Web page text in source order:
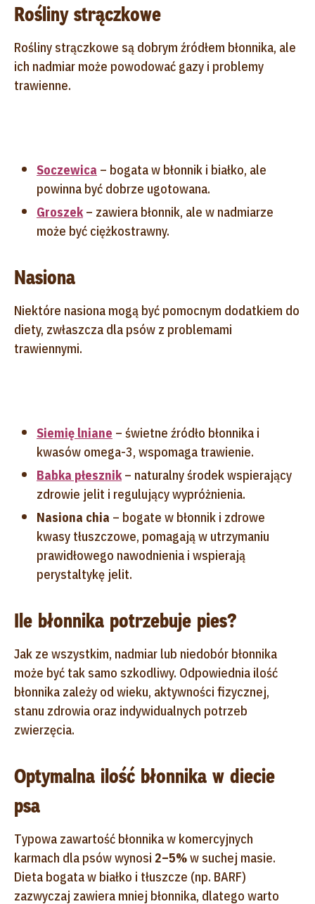
Rośliny strączkowe
Rośliny strączkowe są dobrym źródłem błonnika, ale
ich nadmiar może powodować gazy i problemy
trawienne.
Soczewica – bogata w błonnik i białko, ale
powinna być dobrze ugotowana.
Groszek– zawiera błonnik, ale w nadmiarze
może być ciężkostrawny.
Nasiona
Niektóre nasiona mogą być pomocnym dodatkiem do
diety, zwłaszcza dla psów z problemami
trawiennymi.
Siemię lniane – świetne źródło błonnika i
kwasów omega-3, wspomaga trawienie.
Babka płesznik– naturalny środek wspierający
zdrowie jelit i regulujący wypróżnienia.
Nasiona chia – bogate w błonnik i zdrowe
kwasy tłuszczowe, pomagają w utrzymaniu
prawidłowego nawodnienia i wspierają
perystaltykę jelit.
Ile błonnika potrzebuje pies?
Jak ze wszystkim, nadmiar lub niedobór błonnika
może być tak samo szkodliwy. Odpowiednia ilość
błonnika zależy od wieku, aktywności fizycznej,
stanu zdrowia oraz indywidualnych potrzeb
zwierzęcia.
Optymalna ilość błonnika w diecie
psa
Typowa zawartość błonnika w komercyjnych
karmach dla psów wynosi 2–5%w suchej masie.
Dieta bogata w białko i tłuszcze (np. BARF)
zazwyczaj zawiera mniej błonnika, dlatego warto